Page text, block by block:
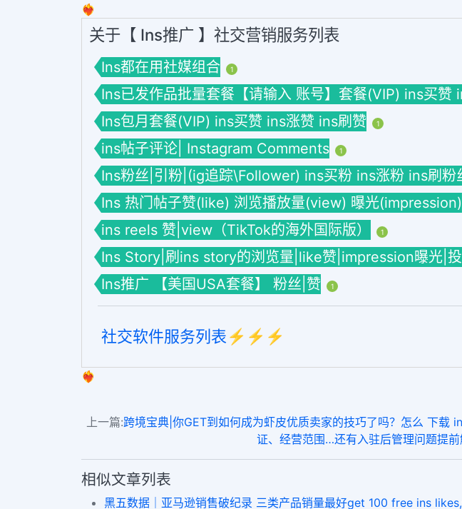
❤️‍🔥
关于【 Ins推广 】社交营销服务列表
Ins都在用社媒组合 1
Ins已发作品批量套餐【请输入 账号】套餐(VIP) ins买赞
Ins包月套餐(VIP) ins买赞 ins涨赞 ins刷赞 1
ins帖子评论| Instagram Comments 1
Ins粉丝|引粉|(ig追踪\Follower) ins买粉 ins涨粉 ins刷粉
Ins 热门帖子赞(like) 浏览播放量(view) 曝光(impression)
ins reels 赞|view（TikTok的海外国际版） 1
Ins Story|刷ins story的浏览量|like赞|impression曝光|
Ins推广 【美国USA套餐】 粉丝|赞 1
社交软件服务列表⚡️⚡️⚡️
❤️‍🔥
上一篇:跨境宝典|你GET到如何成为虾皮优质卖家的技巧了吗？怎么 下
证、经营范围…还有入驻后管理问题提
相似文章列表
黑五数据｜亚马逊销售破纪录 三类产品销量最好get 100 free ins